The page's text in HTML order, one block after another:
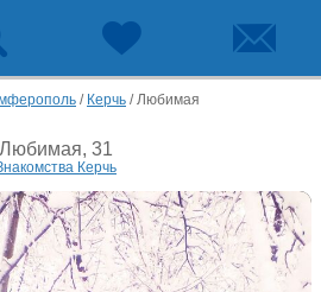
/ Керчь /Любимая
Любимая, 31
Керчь